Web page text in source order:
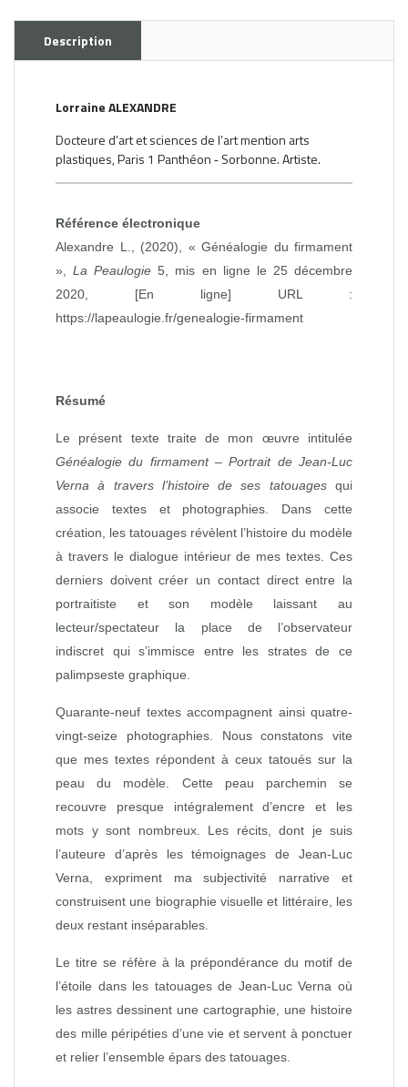
Description
Lorraine ALEXANDRE
Docteure d’art et sciences de l’art mention arts
plastiques, Paris 1 Panthéon ‑ Sorbonne. Artiste.
Référence électronique
Alexandre L., (2020), « Généalogie du firmament
»,La Peaulogie 5, mis en ligne le 25 décembre
2020, [En ligne] URL :
https://lapeaulogie.fr/genealogie-firmament
Résumé
Le présent texte traite de mon œuvre intitulée
Généalogie du firmament – Portrait de Jean-Luc
Verna à travers l’histoire de ses tatouagesqui
associe textes et photographies. Dans cette
création, les tatouages révèlent l’histoire du modèle
à travers le dialogue intérieur de mes textes. Ces
derniers doivent créer un contact direct entre la
portraitiste et son modèle laissant au
lecteur/spectateur la place de l’observateur
indiscret qui s’immisce entre les strates de ce
palimpseste graphique.
Quarante-neuf textes accompagnent ainsi quatre-
vingt-seize photographies. Nous constatons vite
que mes textes répondent à ceux tatoués sur la
peau du modèle. Cette peau parchemin se
recouvre presque intégralement d’encre et les
mots y sont nombreux. Les récits, dont je suis
l’auteure d’après les témoignages de Jean-Luc
Verna, expriment ma subjectivité narrative et
construisent une biographie visuelle et littéraire, les
deux restant inséparables.
Le titre se réfère à la prépondérance du motif de
l’étoile dans les tatouages de Jean-Luc Verna où
les astres dessinent une cartographie, une histoire
des mille péripéties d’une vie et servent à ponctuer
et relier l’ensemble épars des tatouages.